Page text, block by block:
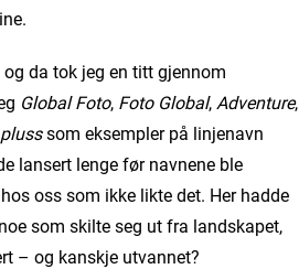
da tok jeg en titt gjennom
Global Foto, Foto Global, Adventure,
som eksempler på linjenavn
lansert lenge før navnene ble
oss som ikke likte det. Her hadde
som skilte seg ut fra landskapet,
– og kanskje utvannet?